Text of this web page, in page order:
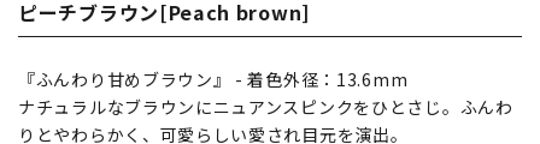
ピーチブラウン[Peach brown]
『ふんわり甘めブラウン』 - 着色外径：13.6mm
ナチュラルなブラウンにニュアンスピンクをひとさじ。ふんわ
りとやわらかく、可愛らしい愛され目元を演出。